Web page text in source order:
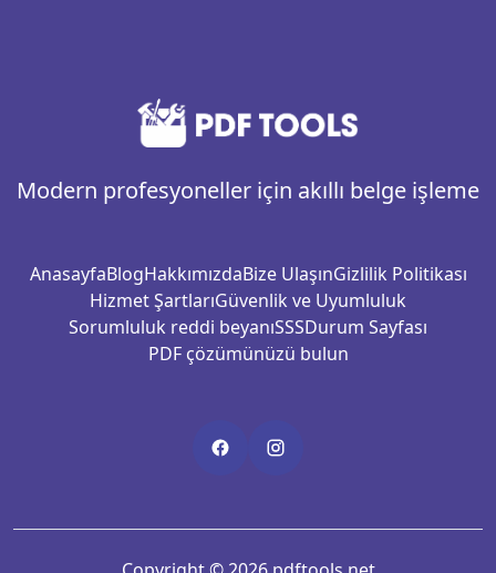
Modern profesyoneller için akıllı belge işleme
AnasayfaBlogHakkımızdaBize UlaşınGizlilik Politikası
Hizmet ŞartlarıGüvenlik ve Uyumluluk
Sorumluluk reddi beyanıSSSDurum Sayfası
PDF çözümünüzü bulun